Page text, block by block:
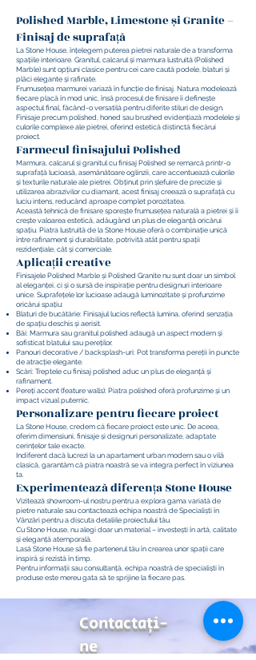
Polished Marble, Limestone și Granite –
Finisaj de suprafață
La Stone House, înțelegem puterea pietrei naturale de a transforma
spațiile interioare. Granitul, calcarul și marmura lustruită (Polished
Marble) sunt opțiuni clasice pentru cei care caută podele, blaturi și
plăci elegante și rafinate.
Frumusețea marmurei variază în funcție de finisaj. Natura modelează
fiecare placă în mod unic, însă procesul de finisare îi definește
aspectul final, făcând-o versatilă pentru diferite stiluri de design.
Finisaje precum polished, honed sau brushed evidențiază modelele și
culorile complexe ale pietrei, oferind estetică distinctă fiecărui
proiect.
Farmecul finisajului Polished
Marmura, calcarul și granitul cu finisaj Polished se remarcă printr-o
suprafață lucioasă, asemănătoare oglinzii, care accentuează culorile
și texturile naturale ale pietrei. Obținut prin șlefuire de precizie și
utilizarea abrazivilor cu diamant, acest finisaj creează o suprafață cu
luciu intens, reducând aproape complet porozitatea.
Această tehnică de finisare sporește frumusețea naturală a pietrei și îi
crește valoarea estetică, adăugând un plus de eleganță oricărui
spațiu. Piatra lustruită de la Stone House oferă o combinație unică
între rafinament și durabilitate, potrivită atât pentru spații
rezidențiale, cât și comerciale.
Aplicații creative
Finisajele Polished Marble și Polished Granite nu sunt doar un simbol
al eleganței, ci și o sursă de inspirație pentru designuri interioare
unice. Suprafețele lor lucioase adaugă luminozitate și profunzime
oricărui spațiu:
Blaturi de bucătărie: Finisajul lucios reflectă lumina, oferind senzația
de spațiu deschis și aerisit.
Băi: Marmura sau granitul polished adaugă un aspect modern și
sofisticat blatului sau pereților.
Panouri decorative / backsplash-uri: Pot transforma pereții în puncte
de atracție elegante.
Scări: Treptele cu finisaj polished aduc un plus de eleganță și
rafinament.
Pereți accent (feature walls): Piatra polished oferă profunzime și un
impact vizual puternic.
Personalizare pentru fiecare proiect
La Stone House, credem că fiecare proiect este unic. De aceea,
oferim dimensiuni, finisaje și designuri personalizate, adaptate
cerințelor tale exacte.
Indiferent dacă lucrezi la un apartament urban modern sau o vilă
clasică, garantăm că piatra noastră se va integra perfect în viziunea
ta.
Experimentează diferența Stone House
Vizitează showroom-ul nostru pentru a explora gama variată de
pietre naturale sau contactează echipa noastră de Specialiști în
Vânzări pentru a discuta detaliile proiectului tău.
Cu Stone House, nu alegi doar un material – investești în artă, calitate
și eleganță atemporală.
Lasă Stone House să fie partenerul tău în crearea unor spații care
inspiră și rezistă în timp.
Pentru informații sau consultanță, echipa noastră de specialiști în
produse este mereu gata să te sprijine la fiecare pas.
Contactaţi-
ne